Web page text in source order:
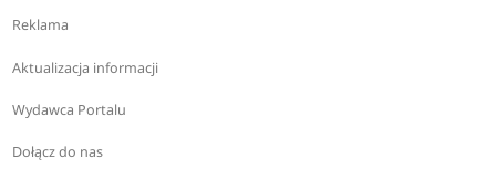
Reklama
Aktualizacja informacji
Wydawca Portalu
Dołącz do nas